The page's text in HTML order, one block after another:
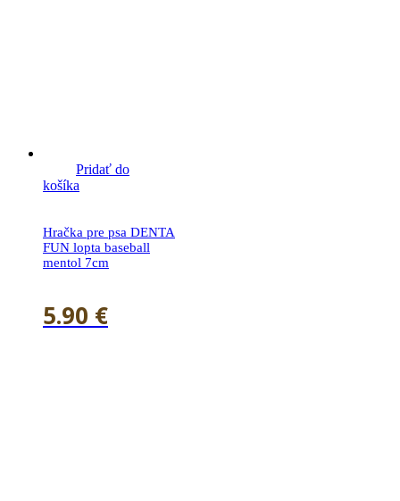
Pridať do
košíka
Hračka pre psa DENTA
FUN lopta baseball
mentol 7cm
5.90 €